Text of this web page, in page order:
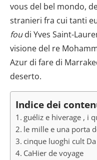
vous del bel mondo,
stranieri fra cui tanti
foudi Yves Saint-
visione del re
Azur di fare di
deserto.
Indice dei
guéliz e hiverage , i
le mille e una porta
cinque luoghi cult
CaHier de voyage